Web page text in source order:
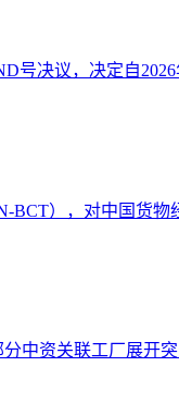
号决议，决定自
BCT），对中国货
中资关联工厂展开